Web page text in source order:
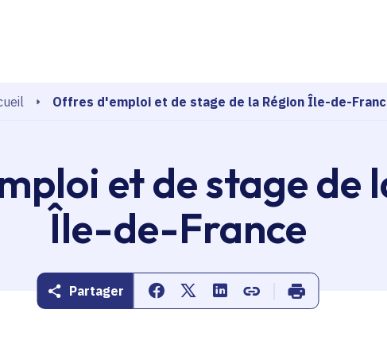
Offres d'emploi et de stage de la Région Île-de-
et de stage de
Île-de-France
Partager Partager sur Facebook
Partager sur Twitter
Partager sur Linkedin
Copier dans le presse-
Imprimer